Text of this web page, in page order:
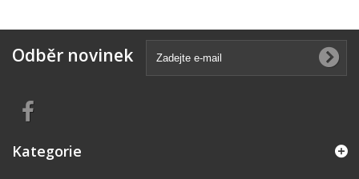
Odběr novinek
Kategorie